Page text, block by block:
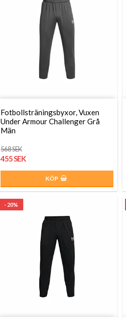
Fotbollsträningsbyxor, Vuxen
Under Armour Challenger Grå
Män
568 SEK
455 SEK
KÖP
- 20%